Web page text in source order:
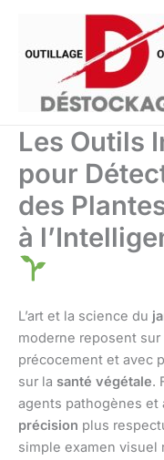
contenu
Les Outils
pour
des
à
L’art et la science du
moderne reposent
précocement et avec
sur la santé végétale.
agents pathogènes et
précision plus
simple examen visuel